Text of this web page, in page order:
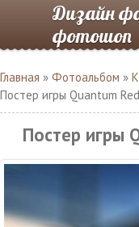
Дизайн
фотошоп
Главная » Фотоальбом »
Постер игры Quantum
Постер игры